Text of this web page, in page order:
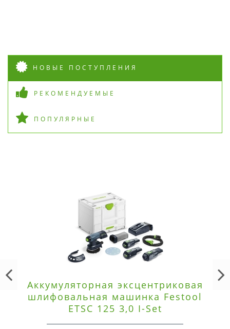
НОВЫЕ ПОСТУПЛЕНИЯ
РЕКОМЕНДУЕМЫЕ
ПОПУЛЯРНЫЕ
Аккумуляторная эксцентриковая
шлифовальная машинка Festool
ETSC 125 3,0 I-Set